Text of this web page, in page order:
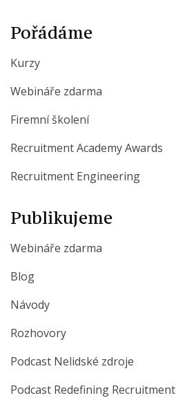
Pořádáme
Kurzy
Webináře zdarma
Firemní školení
Recruitment Academy Awards
Recruitment Engineering
Publikujeme
Webináře zdarma
Blog
Návody
Rozhovory
Podcast Nelidské zdroje
Podcast Redefining Recruitment